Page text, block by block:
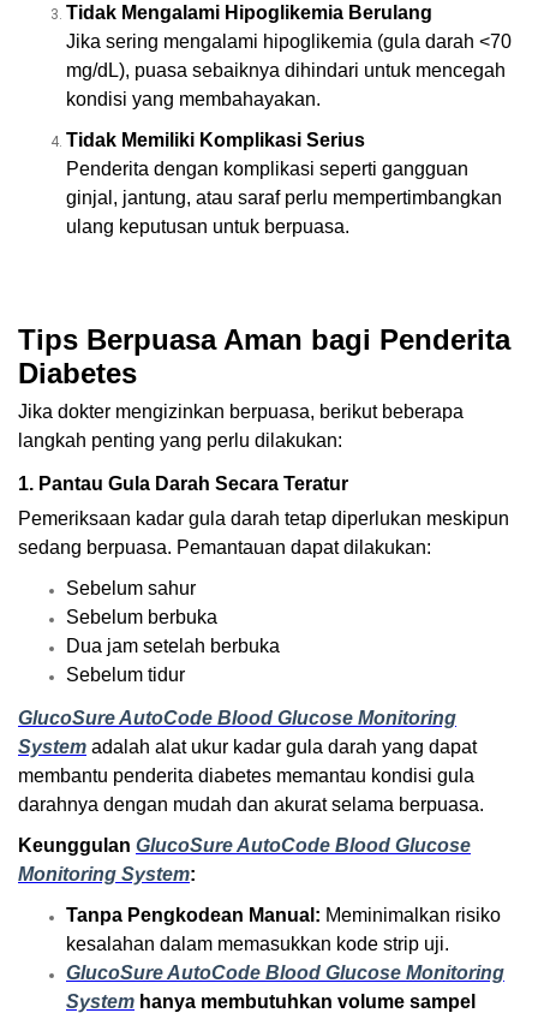
Tidak Mengalami Hipoglikemia Berulang
Jika sering mengalami hipoglikemia (gula darah <70
mg/dL), puasa sebaiknya dihindari untuk mencegah
kondisi yang membahayakan.
Tidak Memiliki Komplikasi Serius
Penderita dengan komplikasi seperti gangguan
ginjal, jantung, atau saraf perlu mempertimbangkan
ulang keputusan untuk berpuasa.
Tips Berpuasa Aman bagi Penderita
Diabetes
Jika dokter mengizinkan berpuasa, berikut beberapa
langkah penting yang perlu dilakukan:
1. Pantau Gula Darah Secara Teratur
Pemeriksaan kadar gula darah tetap diperlukan meskipun
sedang berpuasa. Pemantauan dapat dilakukan:
Sebelum sahur
Sebelum berbuka
Dua jam setelah berbuka
Sebelum tidur
GlucoSure AutoCode Blood Glucose Monitoring
System adalah alat ukur kadar gula darah yang dapat
membantu penderita diabetes memantau kondisi gula
darahnya dengan mudah dan akurat selama berpuasa.
Keunggulan GlucoSure AutoCode Blood Glucose
Monitoring System:
Tanpa Pengkodean Manual: Meminimalkan risiko
kesalahan dalam memasukkan kode strip uji.
GlucoSure AutoCode Blood Glucose Monitoring
System hanya membutuhkan volume sampel